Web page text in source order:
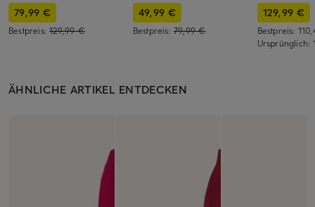
79,99 €
Bestpreis:129,99 €
49,99 €
Bestpreis: 79,99 €
129,99 €
Bestpreis:
Ursprünglich:
ÄHNLICHE ARTIKEL ENTDECKEN